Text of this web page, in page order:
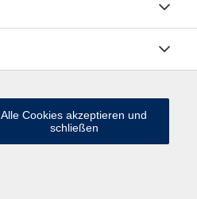
Alle Cookies akzeptieren und
schließen